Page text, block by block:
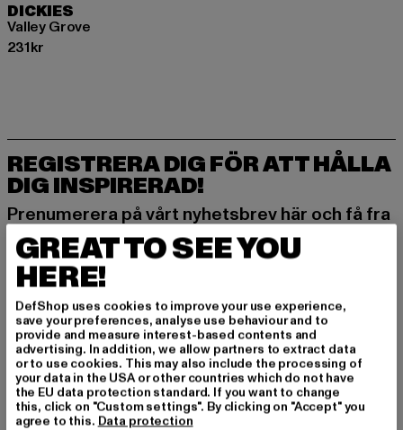
DICKIES
Valley Grove
231 kr
Nuvarande pris: 231 kr
REGISTRERA DIG FÖR ATT HÅLLA
DIG INSPIRERAD!
Prenumerera på vårt nyhetsbrev här och få fra
mtida information om aktuella trender, erbjuda
nden och kuponger från DefShop via e-post!
Vilka produkter är du intresserad av?
MÄN
KVINNOR
E-POST
GREAT TO SEE YOU
HERE!
DefShop uses cookies to improve your use experience,
save your preferences, analyse use behaviour and to
provide and measure interest-based contents and
advertising. In addition, we allow partners to extract data
or to use cookies. This may also include the processing of
your data in the USA or other countries which do not have
the EU data protection standard. If you want to change
this, click on "Custom settings". By clicking on "Accept" you
agree to this. Data protection